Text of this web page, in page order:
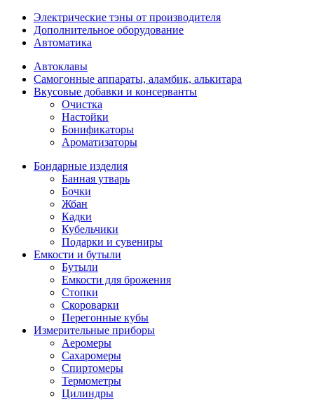
Электрические тэны от производителя
Дополнительное оборудование
Автоматика
Автоклавы
Самогонные аппараты, аламбик, алькитара
Вкусовые добавки и консерванты
Очистка
Настойки
Бонификаторы
Ароматизаторы
Бондарные изделия
Банная утварь
Бочки
Жбан
Кадки
Кубельчики
Подарки и сувениры
Емкости и бутыли
Бутыли
Емкости для брожения
Стопки
Скороварки
Перегонные кубы
Измерительные приборы
Аеромеры
Сахаромеры
Спиртомеры
Термометры
Цилиндры